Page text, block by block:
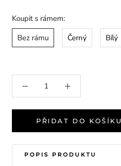
Koupit s rámem:
Bez rámu
Černý Bílý
PŘIDAT DO KOŠÍKU
POPIS PRODUKTU